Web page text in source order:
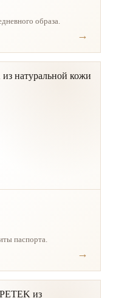
образа.
паспорта.